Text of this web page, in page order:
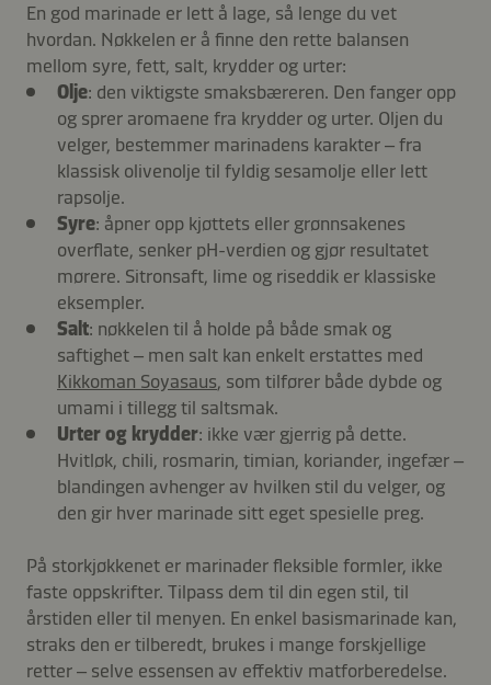
En god marinade er lett å lage, så lenge du vet
hvordan. Nøkkelen er å finne den rette balansen
mellom syre, fett, salt, krydder og urter:
Olje: den viktigste smaksbæreren. Den fanger opp
og sprer aromaene fra krydder og urter. Oljen du
velger, bestemmer marinadens karakter – fra
klassisk olivenolje til fyldig sesamolje eller lett
rapsolje.
Syre: åpner opp kjøttets eller grønnsakenes
overflate, senker pH-verdien og gjør resultatet
mørere. Sitronsaft, lime og riseddik er klassiske
eksempler.
Salt: nøkkelen til å holde på både smak og
saftighet – men salt kan enkelt erstattes med
Kikkoman Soyasaus, som tilfører både dybde og
umami i tillegg til saltsmak.
Urter og krydder: ikke vær gjerrig på dette.
Hvitløk, chili, rosmarin, timian, koriander, ingefær –
blandingen avhenger av hvilken stil du velger, og
den gir hver marinade sitt eget spesielle preg.
På storkjøkkenet er marinader fleksible formler, ikke
faste oppskrifter. Tilpass dem til din egen stil, til
årstiden eller til menyen. En enkel basismarinade kan,
straks den er tilberedt, brukes i mange forskjellige
retter – selve essensen av effektiv matforberedelse.